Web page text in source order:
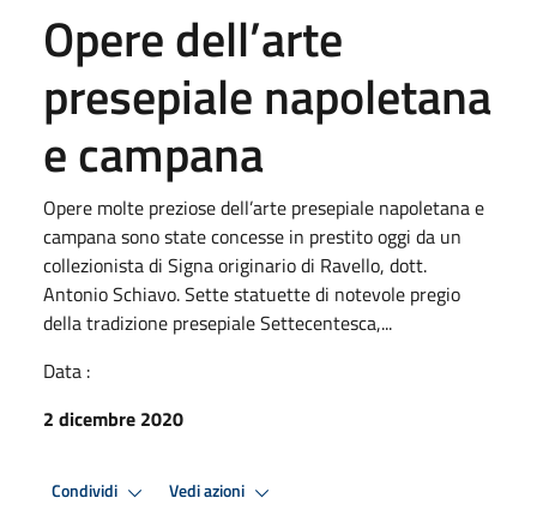
Opere dell’arte
presepiale napoletana
e campana
Opere molte preziose dell’arte presepiale napoletana e
campana sono state concesse in prestito oggi da un
collezionista di Signa originario di Ravello, dott.
Antonio Schiavo. Sette statuette di notevole pregio
della tradizione presepiale Settecentesca,...
Data :
2 dicembre 2020
Condividi Vedi azioni